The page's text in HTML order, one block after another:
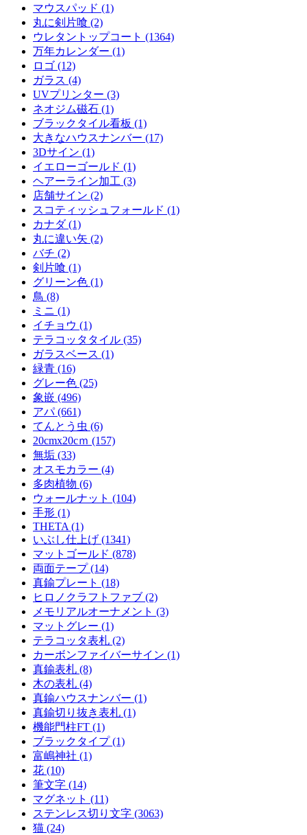
マウスパッド (1)
丸に剣片喰 (2)
ウレタントップコート (1364)
万年カレンダー (1)
ロゴ (12)
ガラス (4)
UVプリンター (3)
ネオジム磁石 (1)
ブラックタイル看板 (1)
大きなハウスナンバー (17)
3Dサイン (1)
イエローゴールド (1)
ヘアーライン加工 (3)
店舗サイン (2)
スコティッシュフォールド (1)
カナダ (1)
丸に違い矢 (2)
バチ (2)
剣片喰 (1)
グリーン色 (1)
鳥 (8)
ミニ (1)
イチョウ (1)
テラコッタタイル (35)
ガラスベース (1)
緑青 (16)
グレー色 (25)
象嵌 (496)
アパ (661)
てんとう虫 (6)
20cmx20cｍ (157)
無垢 (33)
オスモカラー (4)
多肉植物 (6)
ウォールナット (104)
手形 (1)
THETA (1)
いぶし仕上げ (1341)
マットゴールド (878)
両面テープ (14)
真鍮プレート (18)
ヒロノクラフトファブ (2)
メモリアルオーナメント (3)
マットグレー (1)
テラコッタ表札 (2)
カーボンファイバーサイン (1)
真鍮表札 (8)
木の表札 (4)
真鍮ハウスナンバー (1)
真鍮切り抜き表札 (1)
機能門柱FT (1)
ブラックタイプ (1)
富嶋神社 (1)
花 (10)
筆文字 (14)
マグネット (11)
ステンレス切り文字 (3063)
猫 (24)